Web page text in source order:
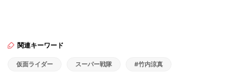
関連キーワード
仮面ライダー スーパー戦隊 #竹内涼真